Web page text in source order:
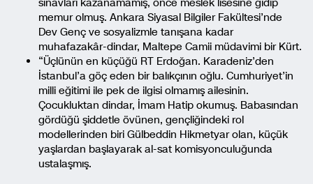
sınavları kazanamamış, önce meslek lisesine gidip
memur olmuş. Ankara Siyasal Bilgiler Fakültesi’nde
Dev Genç ve sosyalizmle tanışana kadar
muhafazakâr-dindar, Maltepe Camii müdavimi bir Kürt.
“Üçlünün en küçüğü RT Erdoğan. Karadeniz’den
İstanbul’a göç eden bir balıkçının oğlu. Cumhuriyet’in
milli eğitimi ile pek de ilgisi olmamış ailesinin.
Çocukluktan dindar, İmam Hatip okumuş. Babasından
gördüğü şiddetle övünen, gençliğindeki rol
modellerinden biri Gülbeddin Hikmetyar olan, küçük
yaşlardan başlayarak al-sat komisyonculuğunda
ustalaşmış.